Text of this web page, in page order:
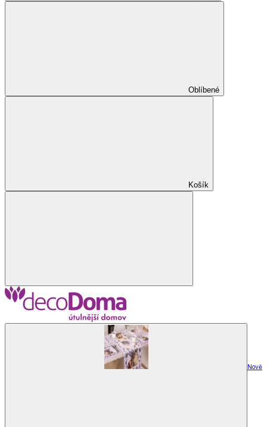
Oblíbené
Košík
Nově